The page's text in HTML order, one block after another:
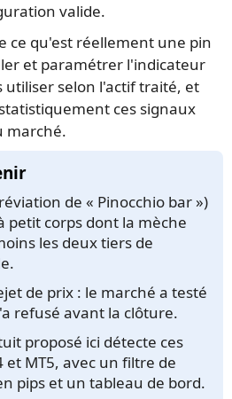
valide.
ce qu'est réellement une pin
et paramétrer l'indicateur
utiliser selon l'actif traité, et
ces signaux
marché.
de « Pinocchio bar »)
petit corps dont la mèche
les deux tiers de
de prix : le marché a testé
refusé avant la clôture.
proposé ici détecte ces
et MT5, avec un filtre de
pips et un tableau de bord.